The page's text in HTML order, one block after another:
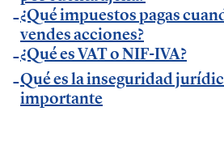
Vodafone.
— Entrevista enMásQradio
— Entrevista en Armas para
Método Gallardo
¿Qué impuestos pagas
vendes acciones?
¿Qué es VAT o NIF-IVA?
Qué es la inseguridad
importante